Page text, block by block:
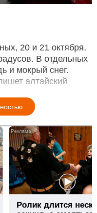
20 и 21 октября,
В отдельных
и мокрый снег.
алтайский
Ролик длится